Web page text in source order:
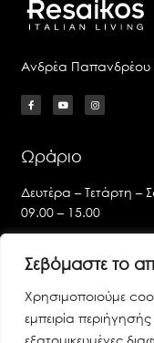
Σεβόμαστε το
Χρησιμοποιούμε
εμπειρία
Ανδρέα Παπανδρέου
Ωράριο
Δευτέρα – Τετάρτη –
09.00 – 15.00
09.00 – 14.00 &
Χρήσιμα Links